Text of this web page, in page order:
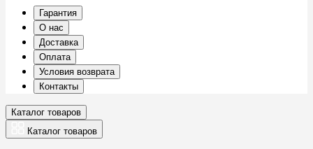
Гарантия
О нас
Доставка
Оплата
Условия возврата
Контакты
Каталог товаров
Каталог товаров